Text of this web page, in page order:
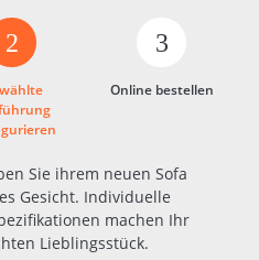
2 3
Online bestellen
Sie ihrem neuen Sofa
Gesicht. Individuelle
machen Ihr
Lieblingsstück.